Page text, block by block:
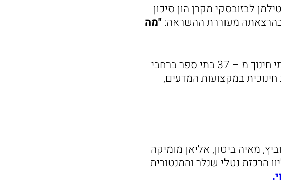
לבזובסקי מקרן הון סיכון
בהרצאתה מעוררת ההשראה:"מה
בתהליך השתתפו 45 מתנדבות, כ-1,000 נערות מכיתות ח’ וצוותי חינוך מ – 37 בתי ספר ברחבי
במקצועות המדעים,
מאיה ביטון, אליאן מומיקה
הרכזת נטלי שנלר והמנטורית